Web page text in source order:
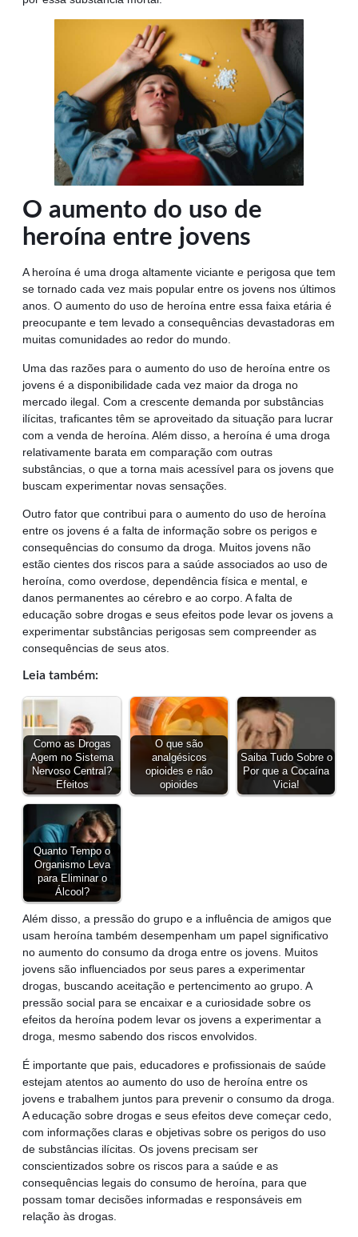
O aumento do uso de
heroína entre jovens
A heroína é uma droga altamente viciante e perigosa que tem
se tornado cada vez mais popular entre os jovens nos últimos
anos. O aumento do uso de heroína entre essa faixa etária é
preocupante e tem levado a consequências devastadoras em
muitas comunidades ao redor do mundo.
Uma das razões para o aumento do uso de heroína entre os
jovens é a disponibilidade cada vez maior da droga no
mercado ilegal. Com a crescente demanda por substâncias
ilícitas, traficantes têm se aproveitado da situação para lucrar
com a venda de heroína. Além disso, a heroína é uma droga
relativamente barata em comparação com outras
substâncias, o que a torna mais acessível para os jovens que
buscam experimentar novas sensações.
Outro fator que contribui para o aumento do uso de heroína
entre os jovens é a falta de informação sobre os perigos e
consequências do consumo da droga. Muitos jovens não
estão cientes dos riscos para a saúde associados ao uso de
heroína, como overdose, dependência física e mental, e
danos permanentes ao cérebro e ao corpo. A falta de
educação sobre drogas e seus efeitos pode levar os jovens a
experimentar substâncias perigosas sem compreender as
consequências de seus atos.
Leia também:
Como as Drogas
Agem no Sistema
Nervoso Central?
Efeitos
O que são
analgésicos
opioides e não
opioides
Saiba Tudo Sobre o
Por que a Cocaína
Vicia!
Quanto Tempo o
Organismo Leva
para Eliminar o
Álcool?
Além disso, a pressão do grupo e a influência de amigos que
usam heroína também desempenham um papel significativo
no aumento do consumo da droga entre os jovens. Muitos
jovens são influenciados por seus pares a experimentar
drogas, buscando aceitação e pertencimento ao grupo. A
pressão social para se encaixar e a curiosidade sobre os
efeitos da heroína podem levar os jovens a experimentar a
droga, mesmo sabendo dos riscos envolvidos.
É importante que pais, educadores e profissionais de saúde
estejam atentos ao aumento do uso de heroína entre os
jovens e trabalhem juntos para prevenir o consumo da droga.
A educação sobre drogas e seus efeitos deve começar cedo,
com informações claras e objetivas sobre os perigos do uso
de substâncias ilícitas. Os jovens precisam ser
conscientizados sobre os riscos para a saúde e as
consequências legais do consumo de heroína, para que
possam tomar decisões informadas e responsáveis em
relação às drogas.